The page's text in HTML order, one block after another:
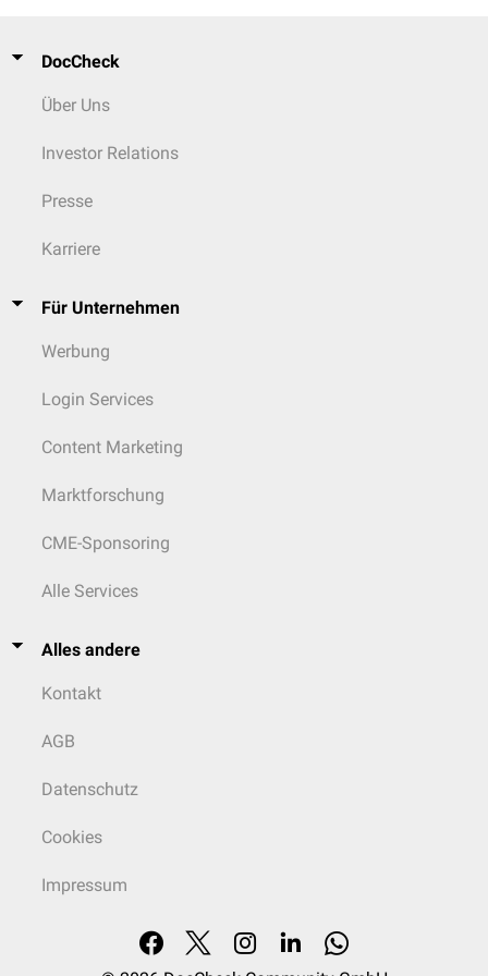
DocCheck
Über Uns
Investor Relations
Presse
Karriere
Für Unternehmen
Werbung
Login Services
Content Marketing
Marktforschung
CME-Sponsoring
Alle Services
Alles andere
Kontakt
AGB
Datenschutz
Cookies
Impressum